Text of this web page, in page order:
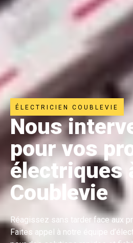
ÉLECTRICIEN COUBLEVIE
Nous
pour vos
électriques à
Coublevie
Réagissez sans tarder face aux
Faites appel à notre équipe